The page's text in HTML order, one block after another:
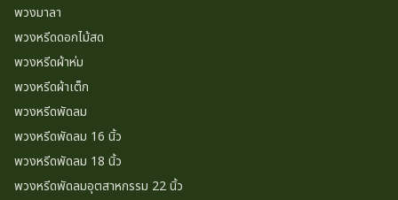
พวงมาลา
พวงหรีดดอกไม้สด
พวงหรีดผ้าห่ม
พวงหรีดผ้าเต็ก
พวงหรีดพัดลม
พวงหรีดพัดลม 16 นิ้ว
พวงหรีดพัดลม 18 นิ้ว
พวงหรีดพัดลมอุตสาหกรรม 22 นิ้ว